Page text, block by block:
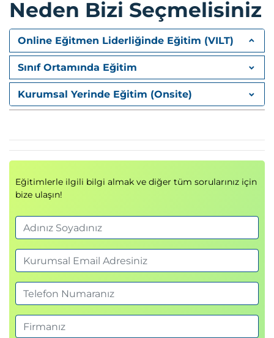
Modül 3: Amazon Bedrock ile Başlangıç
Amazon Bedrockplatformu
Foundation Models
AWS Console üzerinden Bedrock kullanımı
AI servis entegrasyonları
Uygulamalı Bedrock gösterimi
Prompt Engineeringkavramı
Prompt tasarım prensipleri
İleri düzey prompt teknikleri
Prompt güvenliği
Bias azaltma yöntemleri
Uygulamalı Çalışma
Prompt optimizasyonu
Prompt tuning
Bias mitigation teknikleri
2. Gün
Neden Bizi Seçmelisiniz
Online Eğitmen Liderliğinde Eğitim (VILT)
Sınıf Ortamında Eğitim
Kurumsal Yerinde Eğitim (Onsite)
Eğitimlerle ilgili bilgi almak ve diğer tüm sorularınız için
bize ulaşın!